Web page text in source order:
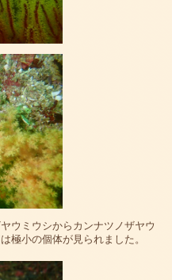
ウミウシからカンナツノザヤウ
極小の個体が見られました。